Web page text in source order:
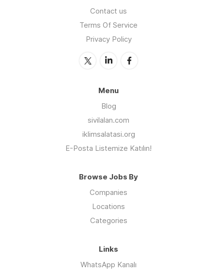
Contact us
Terms Of Service
Privacy Policy
Menu
Blog
sivilalan.com
iklimsalatasi.org
E-Posta Listemize Katılın!
Browse Jobs By
Companies
Locations
Categories
Links
WhatsApp Kanalı